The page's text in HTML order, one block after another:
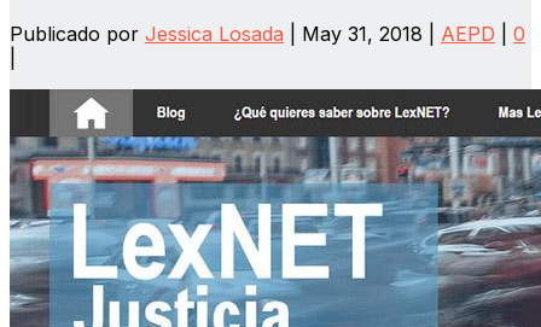
Publicado por Jessica Losada May 31, 2018 AEPD
0